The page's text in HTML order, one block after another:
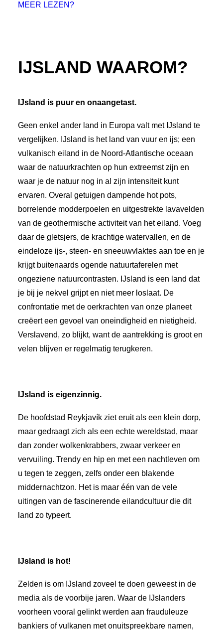
MEER LEZEN?
IJSLAND WAAROM?
IJsland is puur en onaangetast.
Geen enkel ander land in Europa valt met IJsland te
vergelijken. IJsland is het land van vuur en ijs; een
vulkanisch eiland in de Noord-Atlantische oceaan
waar de natuurkrachten op hun extreemst zijn en
waar je de natuur nog in al zijn intensiteit kunt
ervaren. Overal getuigen dampende hot pots,
borrelende modderpoelen en uitgestrekte lavavelden
van de geothermische activiteit van het eiland. Voeg
daar de gletsjers, de krachtige watervallen, en de
eindeloze ijs-, steen- en sneeuwvlaktes aan toe en je
krijgt buitenaards ogende natuurtaferelen met
ongeziene natuurcontrasten. IJsland is een land dat
je bij je nekvel grijpt en niet meer loslaat. De
confrontatie met de oerkrachten van onze planeet
creëert een gevoel van oneindigheid en nietigheid.
Verslavend, zo blijkt, want de aantrekking is groot en
velen blijven er regelmatig terugkeren.
IJsland is eigenzinnig.
De hoofdstad Reykjavík ziet eruit als een klein dorp,
maar gedraagt zich als een echte wereldstad, maar
dan zonder wolkenkrabbers, zwaar verkeer en
vervuiling. Trendy en hip en met een nachtleven om
u tegen te zeggen, zelfs onder een blakende
middernachtzon. Het is maar één van de vele
uitingen van de fascinerende eilandcultuur die dit
land zo typeert.
IJsland is hot!
Zelden is om IJsland zoveel te doen geweest in de
media als de voorbije jaren. Waar de IJslanders
voorheen vooral gelinkt werden aan frauduleuze
bankiers of vulkanen met onuitspreekbare namen,